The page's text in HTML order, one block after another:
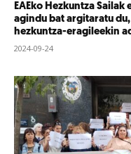
EAEko Hezkuntza
agindu bat argitaratu
hezkuntza-eragileekin
2024-09-24